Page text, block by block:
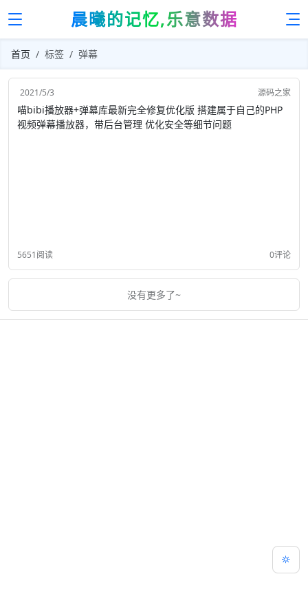
晨曦的记忆,乐意数据
首页 标签 弹幕
2021/5/3 源码之家
喵bibi播放器+弹幕库最新完全修复优化版 搭建属于自己的PHP
视频弹幕播放器，带后台管理 优化安全等细节问题
5651阅读 0评论
没有更多了~